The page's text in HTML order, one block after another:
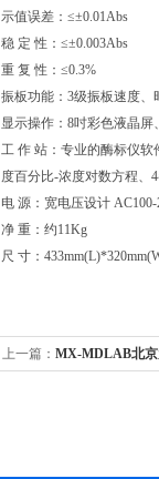
示值误差：≤±0.01Abs
稳 定 性：≤±0.003Abs
重 复 性：≤0.3%
振板功能：3级振板速度、
显示操作：8吋彩色液晶
工 作 站：专业的酶标仪软
度百分比-浓度对数方程、
电 源：宽电压设计 AC100-
净 重：约11Kg
尺 寸：
上一篇： MX-MDLAB北京